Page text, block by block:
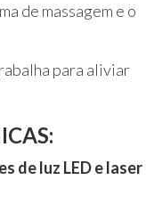
de massagem e o
para aliviar
de luz LED e laser